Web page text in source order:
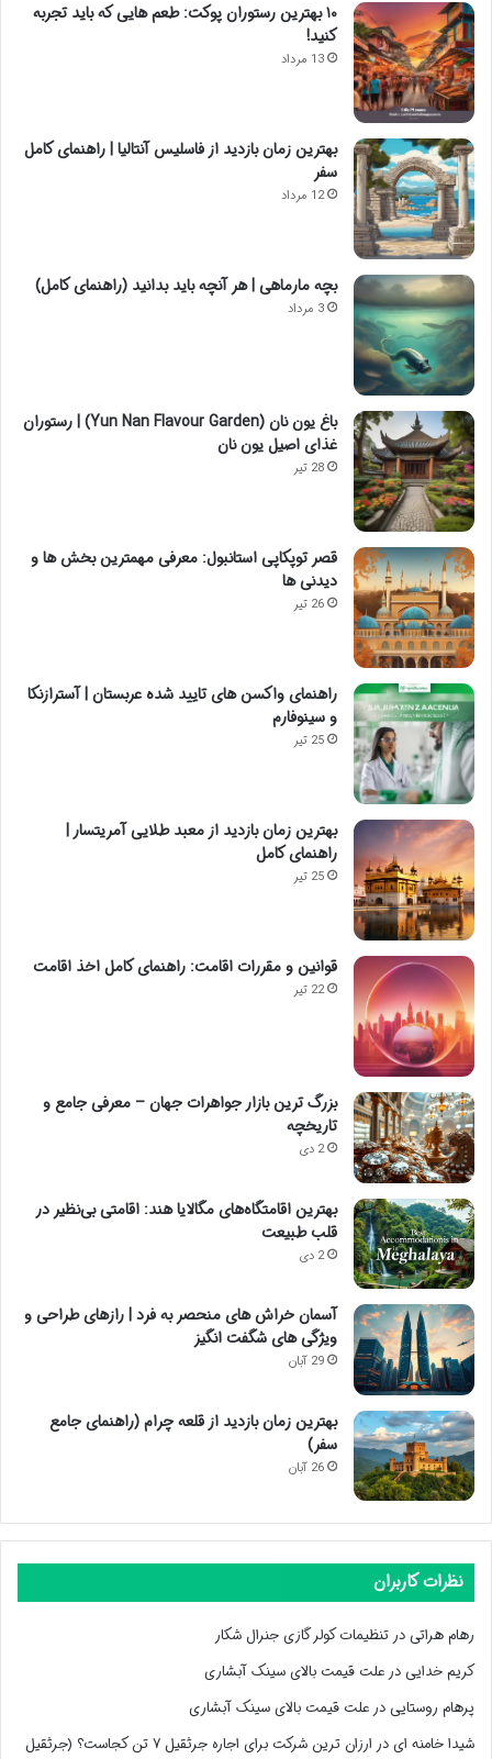
۱۰ بهترین رستوران پوکت: طعم هایی که باید تجربه
کنید!
13 مرداد
بهترین زمان بازدید از فاسلیس آنتالیا | راهنمای کامل
سفر
12 مرداد
بچه مارماهی | هر آنچه باید بدانید (راهنمای کامل)
3 مرداد
باغ یون نان (Yun Nan Flavour Garden) | رستوران
غذای اصیل یون نان
28 تیر
قصر توپکاپی استانبول: معرفی مهمترین بخش ها و
دیدنی ها
26 تیر
راهنمای واکسن های تایید شده عربستان | آسترازنکا
و سینوفارم
25 تیر
بهترین زمان بازدید از معبد طلایی آمریتسار |
راهنمای کامل
25 تیر
قوانین و مقررات اقامت: راهنمای کامل اخذ اقامت
22 تیر
بزرگ ترین بازار جواهرات جهان – معرفی جامع و
تاریخچه
2 دی
بهترین اقامتگاه‌های مگالایا هند: اقامتی بی‌نظیر در
قلب طبیعت
2 دی
آسمان خراش های منحصر به فرد | رازهای طراحی و
ویژگی های شگفت انگیز
29 آبان
بهترین زمان بازدید از قلعه چرام (راهنمای جامع
سفر)
26 آبان
نظرات کاربران
رهام هراتیدرتنظیمات کولر گازی جنرال شکار
کریم خداییدرعلت قیمت بالای سینک آبشاری
پرهام روستاییدرعلت قیمت بالای سینک آبشاری
شیدا خامنه ایدر
ارزان ترین شرکت برای اجاره جرثقیل ۷ تن کجاست؟ (جرثقیل